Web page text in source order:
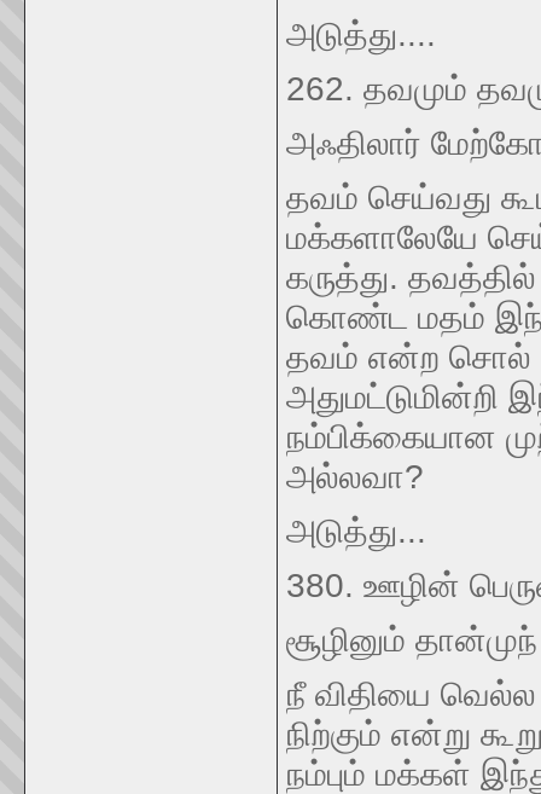
அடுத்து....
262. தவமும்
அஃதிலார்
தவம் செய்வது
மக்களாலேயே
கருத்து.
கொண்ட மதம்
தவம் என்ற சொல்
அதுமட்டுமின்றி
நம்பிக்கையான
அல்லவா?
அடுத்து...
380. ஊழின்
சூழினும் தான்முந்
நீ விதியை வெல்ல
நிற்கும் என்று
நம்பும் மக்கள்